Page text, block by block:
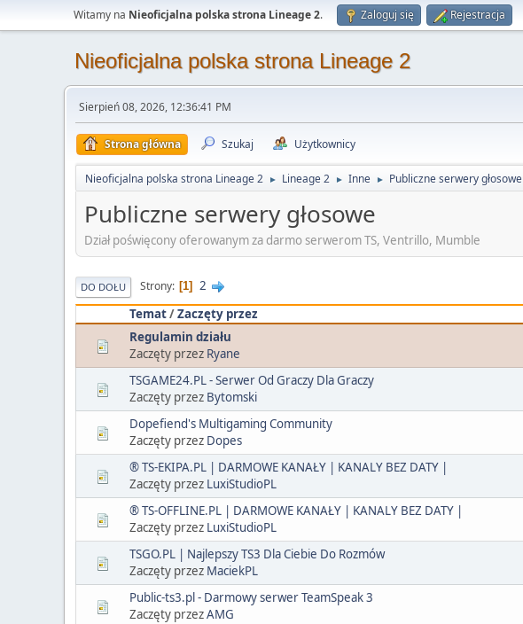
Witamy na Nieoficjalna polska strona Lineage 2. Zaloguj się Rejestracja
Nieoficjalna polska strona Lineage 2
Sierpień 08, 2026, 12:36:41 PM
Strona główna Szukaj Użytkownicy
Nieoficjalna polska strona Lineage 2 ► Lineage 2 ► Inne ► Publiczne serwery głosowe
Publiczne serwery głosowe
Dział poświęcony oferowanym za darmo serwerom TS, Ventrillo, Mumble
DO DOŁU Strony 1
2
Temat/Zaczęty przez
Regulamin działu
Zaczęty przez Ryane
TSGAME24.PL - Serwer Od Graczy Dla Graczy
Zaczęty przez Bytomski
Dopefiend's Multigaming Community
Zaczęty przez Dopes
® TS-EKIPA.PL | DARMOWE KANAŁY | KANALY BEZ DATY |
Zaczęty przez LuxiStudioPL
® TS-OFFLINE.PL | DARMOWE KANAŁY | KANALY BEZ DATY |
Zaczęty przez LuxiStudioPL
TSGO.PL | Najlepszy TS3 Dla Ciebie Do Rozmów
Zaczęty przez MaciekPL
Public-ts3.pl - Darmowy serwer TeamSpeak 3
Zaczęty przezAMG